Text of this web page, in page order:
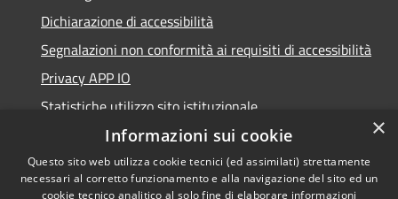
Dichiarazione di accessibilità
Segnalazioni non conformità ai requisiti di accessibilità
Privacy APP IO
Statistiche utilizzo sito istituzionale
Qualità dei Servizi Comunali
×
Informazioni sui cookie
Questo sito web utilizza cookie tecnici (ed assimilati) strettamente
necessari al corretto funzionamento e alla navigazione del sito ed un
cookie tecnico analitico al solo fine di elaborare informazioni